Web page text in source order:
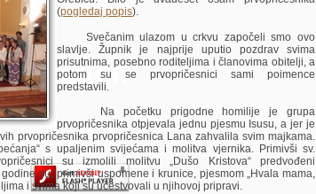
Player.
(pogledaj popis).
Svečanim ulazom u crkvu započeli smo ovo
slavlje. Župnik je najprije uputio pozdrav svima
prisutnima, posebno roditeljima i članovima obitelji, a
potom su se prvopričesnici sami poimence
predstavili.
Na početku prigodne homilije je grupa
prvopričesnika otpjevala jednu pjesmu Isusu, a jer je
prvopričesnika prvopričesnica Lana zahvalila svim majkama.
s upaljenim svijećama i molitva vjernika. Primivši sv.
su izmolili molitvu „Dušo Kristova“ predvođeni
su, primivši uspomene i krunice, pjesmom „Hvala mama,
i svima koji su učestvovali u njihovoj pripravi.